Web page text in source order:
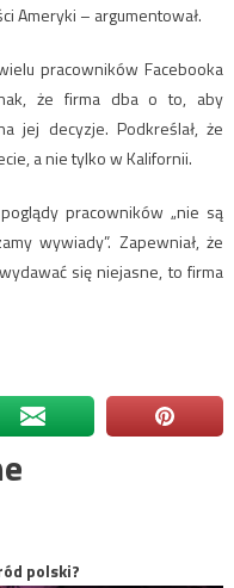
Ameryki – argumentował.
pracowników Facebooka
że firma dba o to, aby
jej decyzje. Podkreślał, że
a nie tylko w Kalifornii.
pracowników „nie są
wywiady”. Zapewniał, że
się niejasne, to firma
polski?